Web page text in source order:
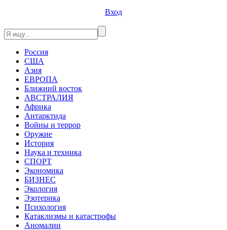
Вход
Россия
США
Азия
ЕВРОПА
Ближний восток
АВСТРАЛИЯ
Африка
Антарктида
Войны и террор
Оружие
История
Наука и техника
СПОРТ
Экономика
БИЗНЕС
Экология
Эзотерика
Психология
Катаклизмы и катастрофы
Аномалии